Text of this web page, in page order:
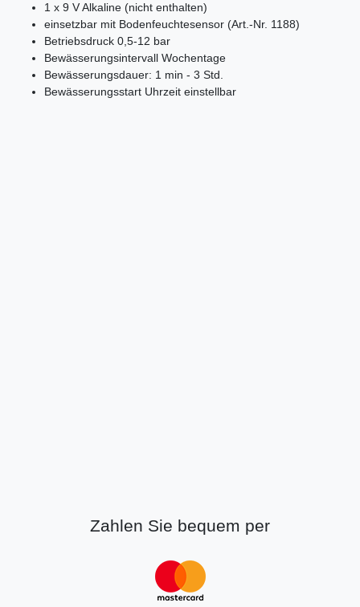
1 x 9 V Alkaline (nicht enthalten)
einsetzbar mit Bodenfeuchtesensor (Art.-Nr. 1188)
Betriebsdruck 0,5-12 bar
Bewässerungsintervall Wochentage
Bewässerungsdauer: 1 min - 3 Std.
Bewässerungsstart Uhrzeit einstellbar
Zahlen Sie bequem per